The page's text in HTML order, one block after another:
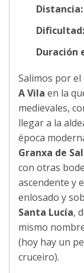
Distancia:
Dificultad:
Duración
Salimos por
A Vila en la
medievales,
llegar a la
época
Granxa de
con otras
ascendente y
enlosado y
Santa Lucía,
mismo
(hoy hay un
cruceiro).